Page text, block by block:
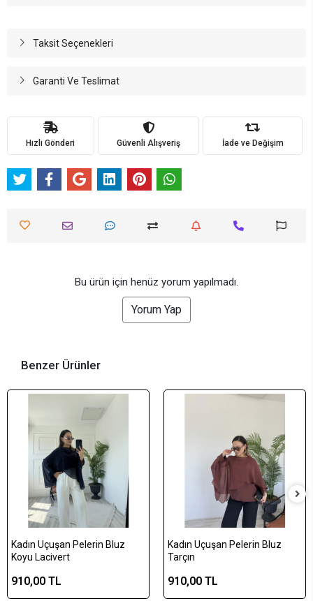
Taksit Seçenekleri
Garanti Ve Teslimat
Hızlı Gönderi Güvenli Alışveriş İade ve Değişim
Bu ürün için henüz yorum yapılmadı.
Yorum Yap
Benzer Ürünler
Kadın Uçuşan Pelerin Bluz
Koyu Lacivert
910,00 TL
Kadın Uçuşan Pelerin Bluz
Tarçın
910,00 TL